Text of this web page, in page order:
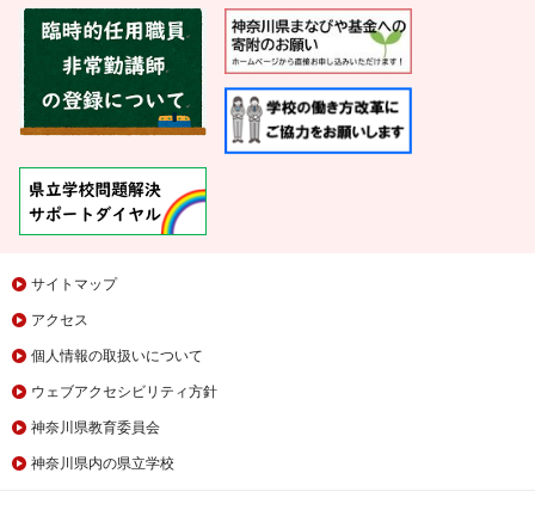
サイトマップ
アクセス
個人情報の取扱いについて
ウェブアクセシビリティ方針
神奈川県教育委員会
神奈川県内の県立学校